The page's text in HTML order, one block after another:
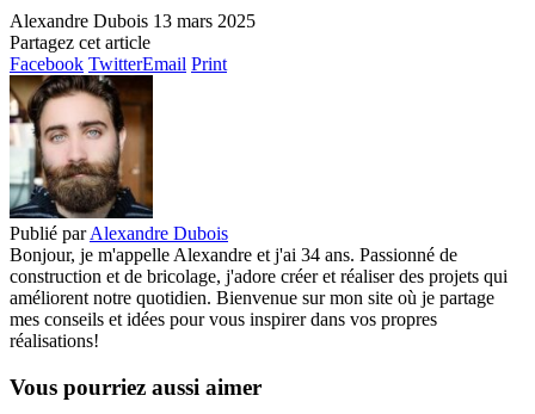
Alexandre Dubois 13 mars 2025
Partagez cet article
Facebook TwitterEmail Print
Publié par Alexandre Dubois
Bonjour, je m'appelle Alexandre et j'ai 34 ans. Passionné de
construction et de bricolage, j'adore créer et réaliser des projets qui
améliorent notre quotidien. Bienvenue sur mon site où je partage
mes conseils et idées pour vous inspirer dans vos propres
réalisations!
Vous pourriez aussi aimer